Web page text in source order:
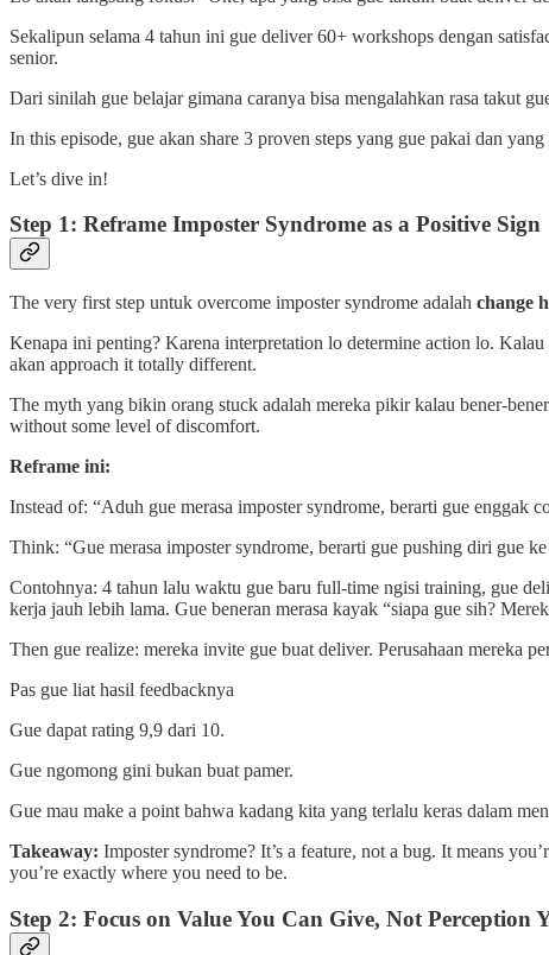
Sekalipun selama 4 tahun ini gue deliver 60+ workshops dengan
senior.
Dari sinilah gue belajar gimana caranya bisa mengalahkan rasa takut
In this episode, gue akan share 3 proven steps yang gue pakai dan
Let’s dive in!
Step 1: Reframe Imposter Syndrome as a Positive Sign
The very first step untuk overcome imposter syndrome adalah change
Kenapa ini penting? Karena interpretation lo determine action lo.
akan approach it totally different.
The myth yang bikin orang stuck adalah mereka pikir kalau bener-
without some level of discomfort.
Reframe ini:
Instead of: “Aduh gue merasa imposter syndrome, berarti gue enggak
Think: “Gue merasa imposter syndrome, berarti gue pushing diri gue
Contohnya: 4 tahun lalu waktu gue baru full-time ngisi training, gue
kerja jauh lebih lama. Gue beneran merasa kayak “siapa gue sih?
Then gue realize: mereka invite gue buat deliver. Perusahaan mereka
Pas gue liat hasil feedbacknya
Gue dapat rating 9,9 dari 10.
Gue ngomong gini bukan buat pamer.
Gue mau make a point bahwa kadang kita yang terlalu keras dalam
Takeaway: Imposter syndrome? It’s a feature, not a bug. It means
you’re exactly where you need to be.
Step 2: Focus on Value You Can Give, Not Perception